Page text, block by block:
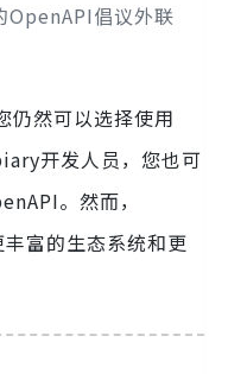
倡议外联
仍然可以选择使用
开发人员，您也可
。然而，
富的生态系统和更